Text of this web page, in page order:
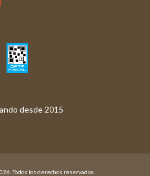
Todos los derechos reservados.